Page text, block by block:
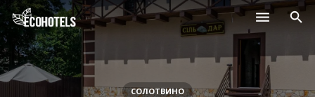
Населені пункти
Курорти
СОЛОТВИНО